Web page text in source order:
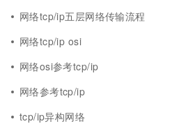
网络tcp/ip五层网络传输流程
网络tcp/ip osi
网络osi参考tcp/ip
网络参考tcp/ip
tcp/ip异构网络